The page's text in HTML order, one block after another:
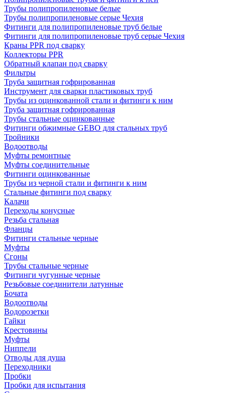
Трубы полипропиленовые белые
Трубы полипропиленовые серые Чехия
Фитинги для полипропиленовые труб белые
Фитинги для полипропиленовые труб серые Чехия
Краны PPR под сварку
Коллекторы PPR
Обратный клапан под сварку
Фильтры
Труба защитная гофрированная
Инструмент для сварки пластиковых труб
Трубы из оцинкованной стали и фитинги к ним
Труба защитная гофрированная
Трубы стальные оцинкованные
Фитинги обжимные GEBO для стальных труб
Тройники
Водоотводы
Муфты ремонтные
Муфты соединительные
Фитинги оцинкованные
Трубы из черной стали и фитинги к ним
Стальные фитинги под сварку
Калачи
Переходы конусные
Резьба стальная
Фланцы
Фитинги стальные черные
Муфты
Сгоны
Трубы стальные черные
Фитинги чугунные черные
Резьбовые соединители латунные
Бочата
Водоотводы
Водорозетки
Гайки
Крестовины
Муфты
Ниппели
Отводы для душа
Переходники
Пробки
Пробки для испытания